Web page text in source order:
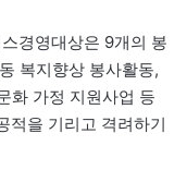
경영대상은 9개의 봉
복지향상 봉사활동,
화 가정 지원사업 등
적을 기리고 격려하기